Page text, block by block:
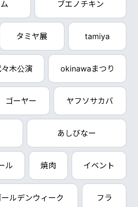
ブエノチキン
タミヤ展 tamiya
木公演 okinawaまつり
ゴーヤー ヤフソサカバ
あしびなー
ル 焼肉 イベント
ールデンウィーク フラ